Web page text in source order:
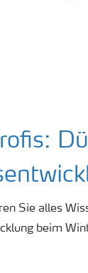
Sie alles
beim